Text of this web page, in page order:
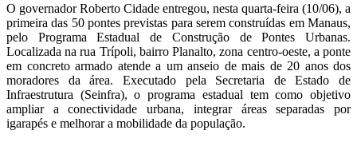
O governador Roberto Cidade entregou, nesta quarta-feira (10/06), a
primeira das 50 pontes previstas para serem construídas em Manaus,
pelo Programa Estadual de Construção de Pontes Urbanas.
Localizada na rua Trípoli, bairro Planalto, zona centro-oeste, a ponte
em concreto armado atende a um anseio de mais de 20 anos dos
moradores da área. Executado pela Secretaria de Estado de
Infraestrutura (Seinfra), o programa estadual tem como objetivo
ampliar a conectividade urbana, integrar áreas separadas por
igarapés e melhorar a mobilidade da população.